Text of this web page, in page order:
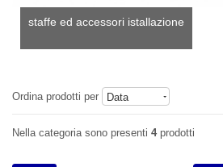
staffe ed accessori istallazione
Ordina prodotti per Data
Nella categoria sono presenti 4prodotti